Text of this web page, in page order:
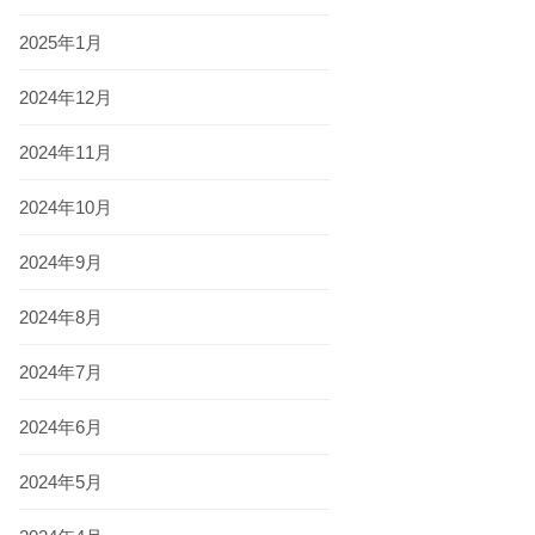
2025年1月
2024年12月
2024年11月
2024年10月
2024年9月
2024年8月
2024年7月
2024年6月
2024年5月